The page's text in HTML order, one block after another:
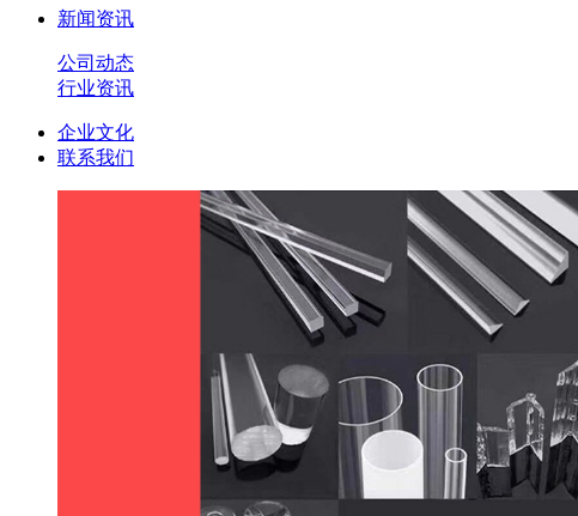
新闻资讯
公司动态
行业资讯
企业文化
联系我们